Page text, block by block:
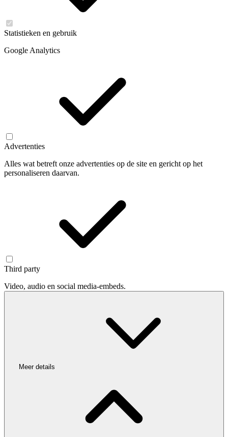
Statistieken en gebruik
Google Analytics
Advertenties
Alles wat betreft onze advertenties op de site en gericht op het
personaliseren daarvan.
Third party
Video, audio en social media-embeds.
Meer details